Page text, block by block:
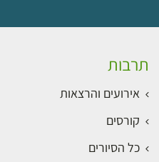
תרבות
אירועים והרצאות
קורסים
כל הסיורים